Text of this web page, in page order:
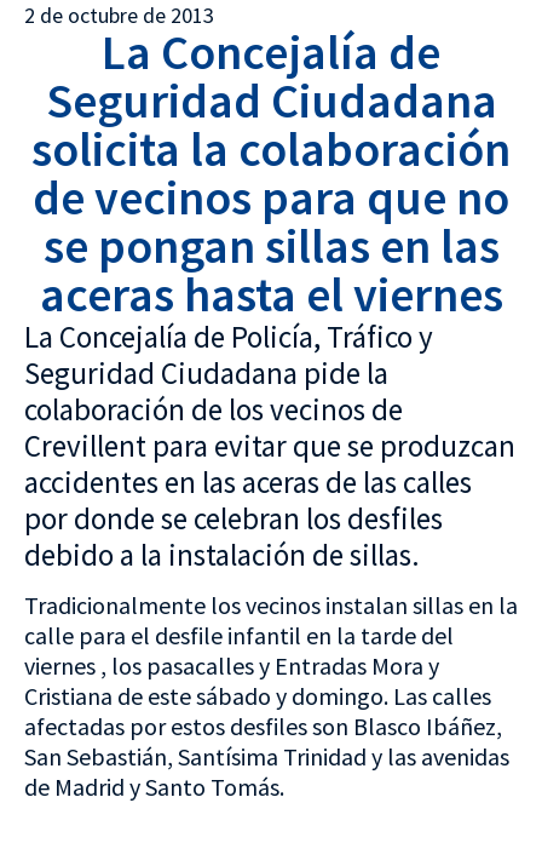
2 de octubre de 2013
La Concejalía de
Seguridad Ciudadana
solicita la colaboración
de vecinos para que no
se pongan sillas en las
aceras hasta el viernes
La Concejalía de Policía, Tráfico y
Seguridad Ciudadana pide la
colaboración de los vecinos de
Crevillent para evitar que se produzcan
accidentes en las aceras de las calles
por donde se celebran los desfiles
debido a la instalación de sillas.
Tradicionalmente los vecinos instalan sillas en la
calle para el desfile infantil en la tarde del
viernes , los pasacalles y Entradas Mora y
Cristiana de este sábado y domingo. Las calles
afectadas por estos desfiles son Blasco Ibáñez,
San Sebastián, Santísima Trinidad y las avenidas
de Madrid y Santo Tomás.